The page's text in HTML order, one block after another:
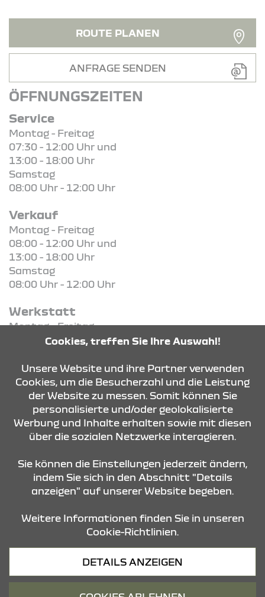
ROUTE PLANEN
ANFRAGE SENDEN
ÖFFNUNGSZEITEN
Service
Montag - Freitag
07:30 - 12:00 Uhr und
13:00 - 18:00 Uhr
Samstag
08:00 Uhr - 12:00 Uhr
Verkauf
Montag - Freitag
08:00 - 12:00 Uhr und
13:00 - 18:00 Uhr
Samstag
08:00 Uhr - 12:00 Uhr
Werkstatt
Montag - Freitag
08:00 - 12:00 Uhr und
KONTAKT & ANFAHRT
ÖFFNUNGSZEITEN
STANDORTE
Datenschutz
Cookies, treffen Sie Ihre Auswahl!
Unsere Website und ihre Partner verwenden
Cookies, um die Besucherzahl und die Leistung
der Website zu messen. Somit können Sie
personalisierte und/oder geolokalisierte
Werbung und Inhalte erhalten sowie mit diesen
über die sozialen Netzwerke interagieren.
Sie können die Einstellungen jederzeit ändern,
indem Sie sich in den Abschnitt "Details
anzeigen" auf unserer Website begeben.
Weitere Informationen finden Sie in unseren
Cookie-Richtlinien.
DETAILS ANZEIGEN